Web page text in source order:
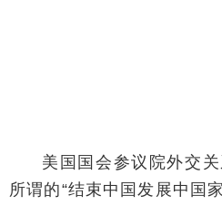
美国国会参议院外交
所谓的“结束中国发展中国